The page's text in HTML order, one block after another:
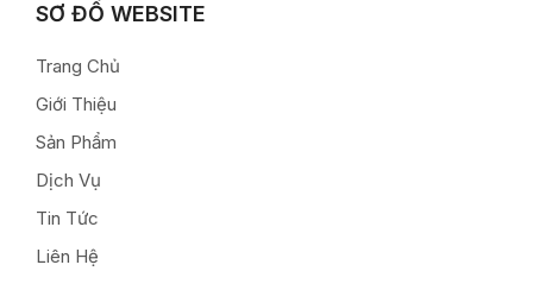
SƠ ĐỒ WEBSITE
Trang Chủ
Giới Thiệu
Sản Phẩm
Dịch Vụ
Tin Tức
Liên Hệ